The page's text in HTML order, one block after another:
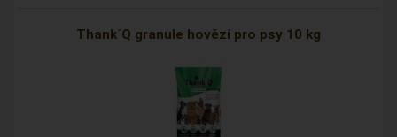
Thank´Q granule hovězí pro psy 10 kg